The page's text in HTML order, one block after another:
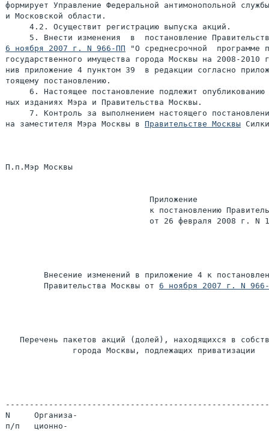
формирует Управление Федеральной антимонопольной
и Московской области.
     4.2. Осуществит регистрацию выпуска акций.
6 ноября 2007 г. N 966-ПП "О среднесрочной  программе
государственного имущества города Москвы на 2008-
нив приложение 4 пунктом 39  в редакции согласно
тоящему постановлению.
6. Настоящее постановление подлежит опубликованию
ных изданиях Мэра и Правительства Москвы.
7. Контроль за выполнением настоящего
на заместителя Мэра Москвы в Правительстве Москвы
П.п.Мэр Москвы
                              Приложение
к постановлению
от 26 февраля 2008 г. N
Внесение изменений в приложение 4 к
        Правительства Москвы от
6 ноября 2007 г. N
Перечень пакетов акций (долей), находящихся в
              города Москвы, подлежащих приватизации
N     Организа-
п/п   ционно-